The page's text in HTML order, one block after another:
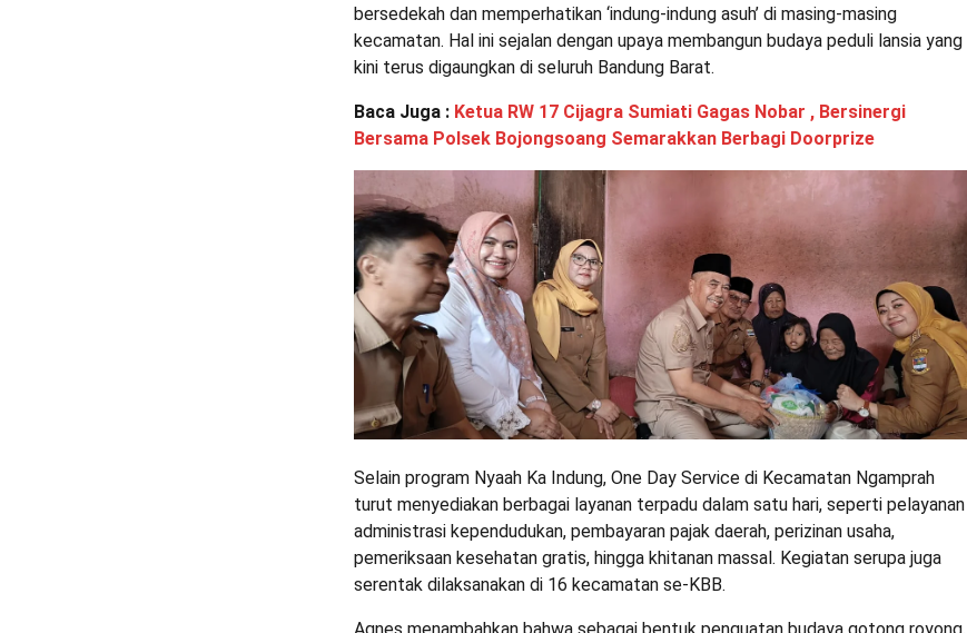
bersedekah dan memperhatikan ‘indung-indung asuh’ di masing-masing
kecamatan. Hal ini sejalan dengan upaya membangun budaya peduli lansia yang
kini terus digaungkan di seluruh Bandung Barat.
Baca Juga : Ketua RW 17 Cijagra Sumiati Gagas Nobar , Bersinergi
Bersama Polsek Bojongsoang Semarakkan Berbagi Doorprize
Selain program Nyaah Ka Indung, One Day Service di Kecamatan Ngamprah
turut menyediakan berbagai layanan terpadu dalam satu hari, seperti pelayanan
administrasi kependudukan, pembayaran pajak daerah, perizinan usaha,
pemeriksaan kesehatan gratis, hingga khitanan massal. Kegiatan serupa juga
serentak dilaksanakan di 16 kecamatan se-KBB.